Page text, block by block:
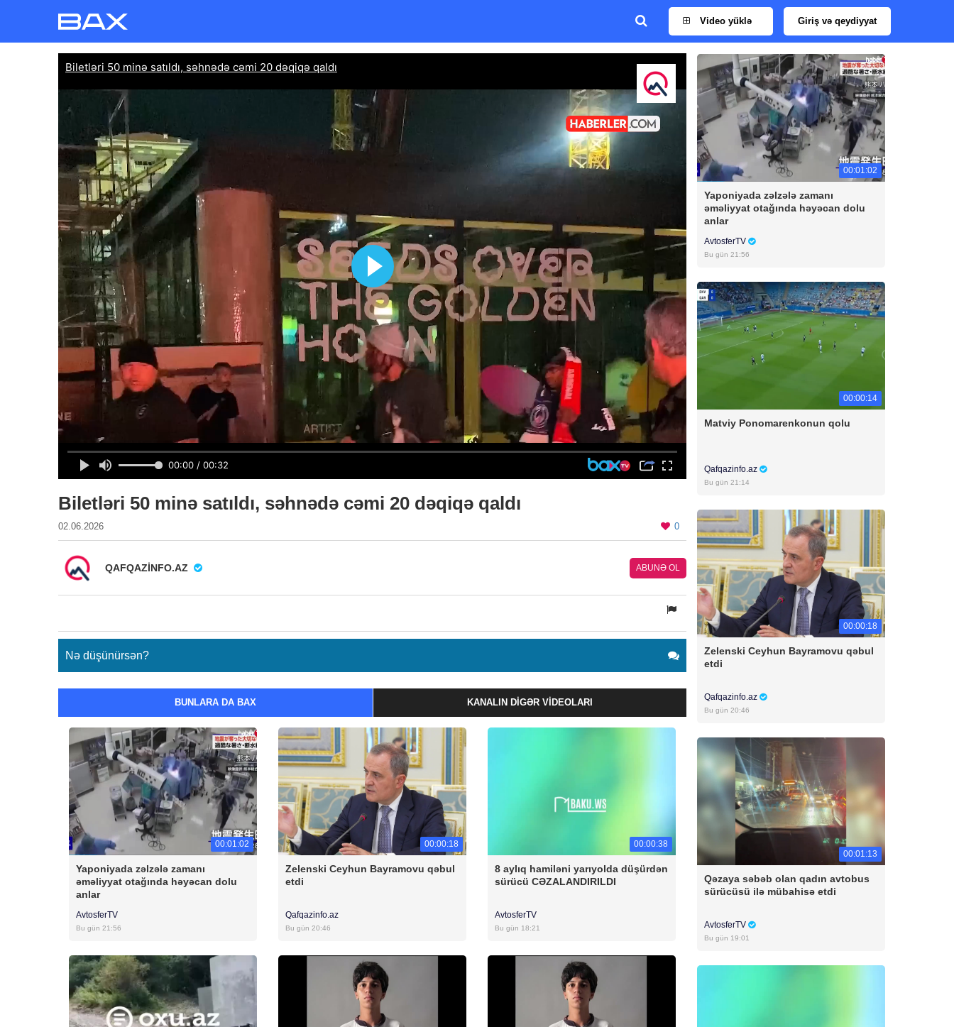
Video yüklə Giriş və qeydiyyat
Biletləri 50 minə satıldı, səhnədə cəmi 20 dəqiqə qaldı
02.06.2026 0
QAFQAZINFO.AZ ABUNƏ OL
Nə düşünürsən?
BUNLARA DA BAX KANALIN DIGƏR VIDEOLARI
00:01:02
Yaponiyada zəlzələ zamanı
əməliyyat otağında həyəcan dolu
anlar
AvtosferTV
Bu gün 21:56
00:00:18
Zelenski Ceyhun Bayramovu qəbul
etdi
Qafqazinfo.az
Bu gün 20:46
00:00:38
8 aylıq hamiləni yarıyolda düşürdən
sürücü CƏZALANDIRILDI
AvtosferTV
Bu gün 18:21
00:01:02
Yaponiyada zəlzələ zamanı
əməliyyat otağında həyəcan dolu
anlar
AvtosferTV
Bu gün 21:56
00:00:14
Matviy Ponomarenkonun qolu
Qafqazinfo.az
Bu gün 21:14
00:00:18
Zelenski Ceyhun Bayramovu qəbul
etdi
Qafqazinfo.az
Bu gün 20:46
00:01:13
Qəzaya səbəb olan qadın avtobus
sürücüsü ilə mübahisə etdi
AvtosferTV
Bu gün 19:01